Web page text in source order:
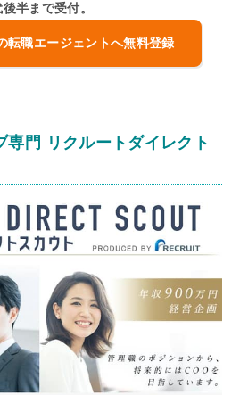
半まで受付。
転職エージェントへ無料登録
専門 リクルートダイレクト